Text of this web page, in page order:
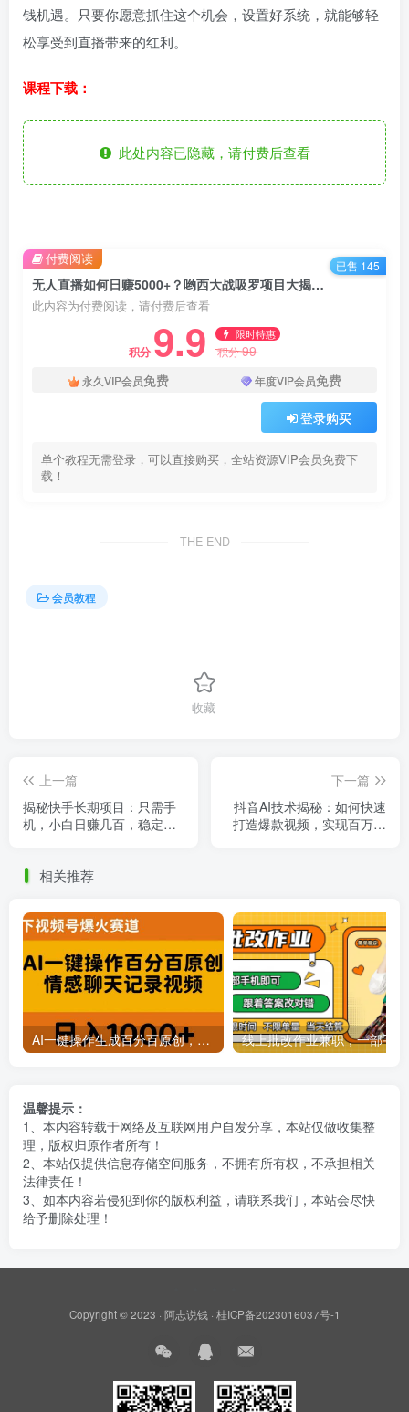
钱机遇。只要你愿意抓住这个机会，设置好系统，就能够轻
松享受到直播带来的红利。
课程下载：
此处内容已隐藏，请付费后查看
无人直播如何日赚5000+？哟西大战吸罗项目大揭秘，带你轻松破千观众！
此内容为付费阅读，请付费后查看
积分 9.9 限时特惠
积分99
永久VIP会员免费 年度VIP会员免费
登录购买
单个教程无需登录，可以直接购买，全站资源VIP会员免费下
载！
付费阅读 已售 145
THE END
会员教程
收藏
上一篇
揭秘快手长期项目：只需手
机，小白日赚几百，稳定收
下一篇
抖音AI技术揭秘：如何快速
打造爆款视频，实现百万播
相关推荐
AI一键操作生成百分百原创，揭秘情感聊天记录视频，当下视频号爆火新赛道
温馨提示：
1、本内容转载于网络及互联网用户自发分享，本站仅做收集整
理，版权归原作者所有！
2、本站仅提供信息存储空间服务，不拥有所有权，不承担相关
法律责任！
3、如本内容若侵犯到你的版权利益，请联系我们，本站会尽快
给予删除处理！
Copyright © 2023 · 阿志说钱 · 桂ICP备2023016037号-1